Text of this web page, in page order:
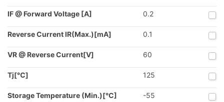
IF @ Forward Voltage [A] 0.2
Reverse Current IR(Max.)[mA] 0.1
VR @ Reverse Current[V] 60
Tj[℃] 125
Storage Temperature (Min.)[°C] -55